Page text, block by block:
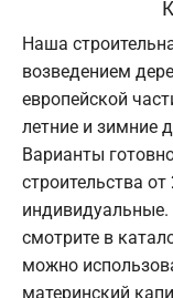
Наша
возведением
европейской
летние и зимние
Варианты
строительства
смотрите в
можно
материнский